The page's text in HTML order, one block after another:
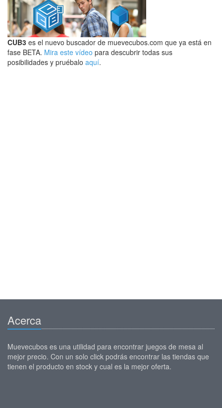
CUB3 es el nuevo buscador de muevecubos.com que ya está en
fase BETA. Mira este vídeo para descubrir todas sus
posibilidades y pruébalo aquí.
Acerca
Muevecubos es una utilidad para encontrar juegos de mesa al
mejor precio. Con un solo click podrás encontrar las tiendas que
tienen el producto en stock y cual es la mejor oferta.